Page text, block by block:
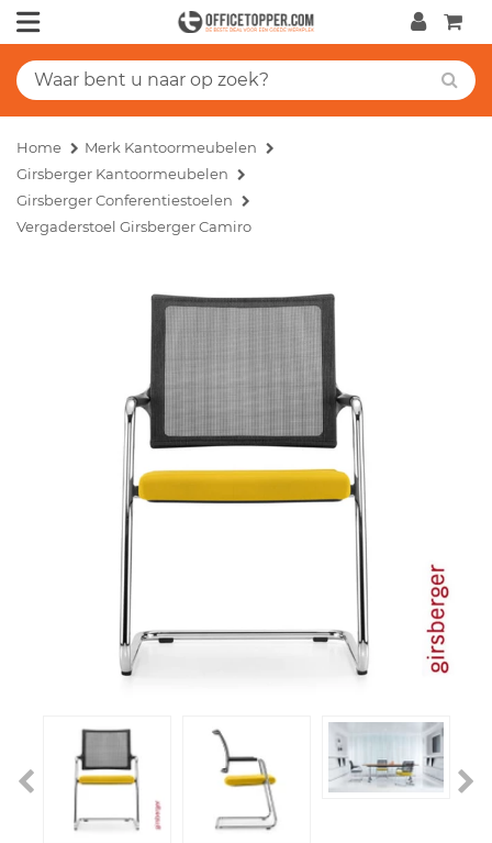
Home
Merk Kantoormeubelen
Girsberger Kantoormeubelen
Girsberger Conferentiestoelen
Vergaderstoel Girsberger Camiro